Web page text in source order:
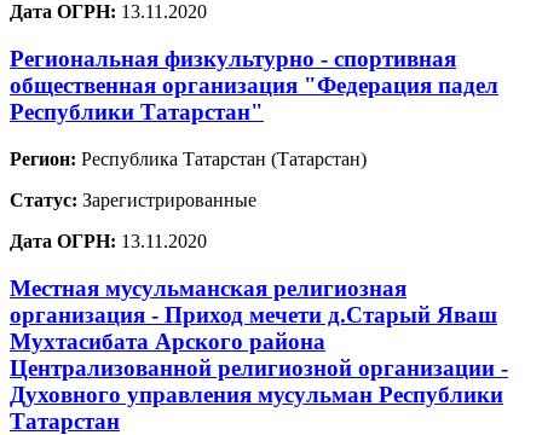
Дата ОГРН: 13.11.2020
Региональная физкультурно - спортивная
общественная организация "Федерация падел
Республики Татарстан"
Регион: Республика Татарстан (Татарстан)
Статус: Зарегистрированные
Дата ОГРН: 13.11.2020
Местная мусульманская религиозная
организация - Приход мечети д.Старый Яваш
Мухтасибата Арского района
Централизованной религиозной организации -
Духовного управления мусульман Республики
Татарстан